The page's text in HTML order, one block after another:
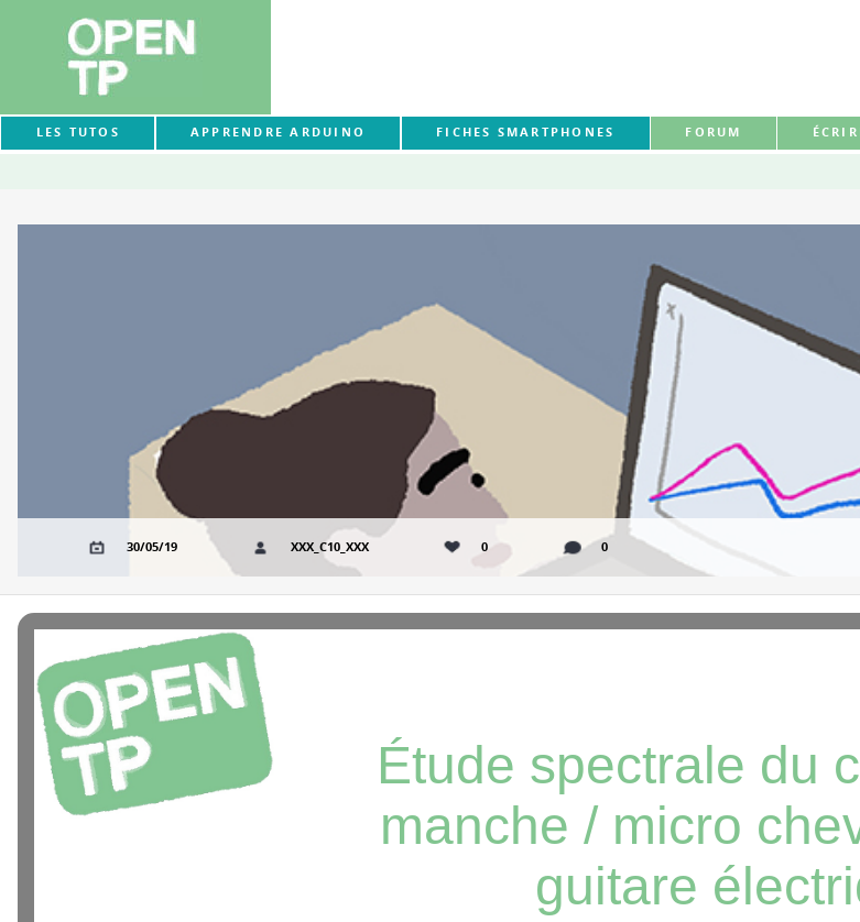
LES TUTOS APPRENDRE ARDUINO FICHES SMARTPHONES FORUM
30/05/19 XXX_C10_XXX 0 0
Étude spectrale du
manche / micro
guitare